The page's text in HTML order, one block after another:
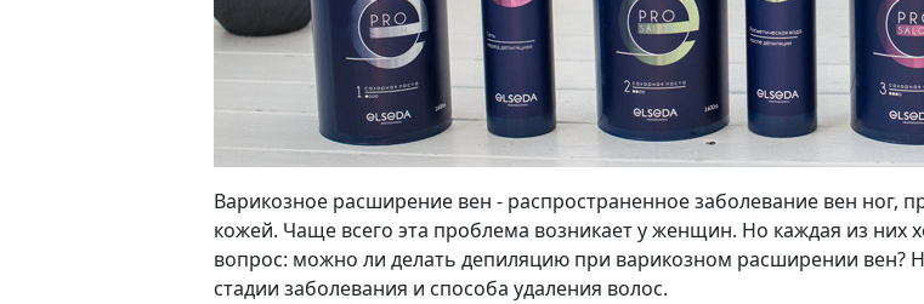
Варикозное расширение вен - распространенное заболевание вен ног,
кожей. Чаще всего эта проблема возникает у женщин. Но каждая из них
вопрос: можно ли делать депиляцию при варикозном расширении вен?
стадии заболевания и способа удаления волос.